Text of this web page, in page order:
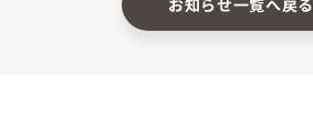
お知らせ一覧へ戻る